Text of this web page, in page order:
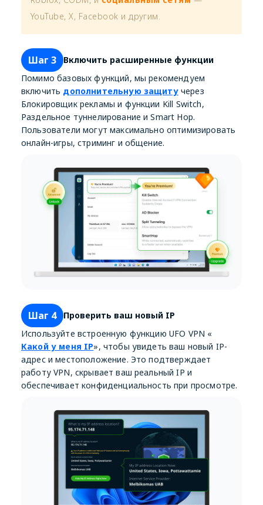
YouTube, X, Facebook и другим.
Шаг 3
Включить расширенные функции
Помимо базовых функций, мы рекомендуем
включить дополнительную защитучерез
Блокировщик рекламы и функции Kill Switch,
Раздельное туннелирование и Smart Hop.
Пользователи могут максимально оптимизировать
онлайн-игры, стриминг и общение.
Шаг 4
Проверить ваш новый IP
Используйте встроенную функцию UFO VPN «
Какой у меня IP», чтобы увидеть ваш новый IP-
адрес и местоположение. Это подтверждает
работу VPN, скрывает ваш реальный IP и
обеспечивает конфиденциальность при просмотре.